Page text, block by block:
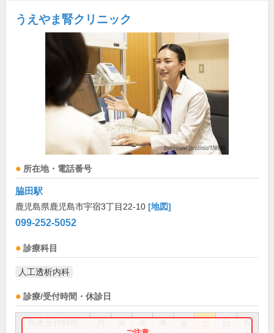
うえやま腎クリニック
所在地・電話番号
脇田駅
鹿児島県鹿児島市宇宿3丁目22-10 [地図]
099-252-5052
診療科目
人工透析内科
診療/受付時間・休診日
祝